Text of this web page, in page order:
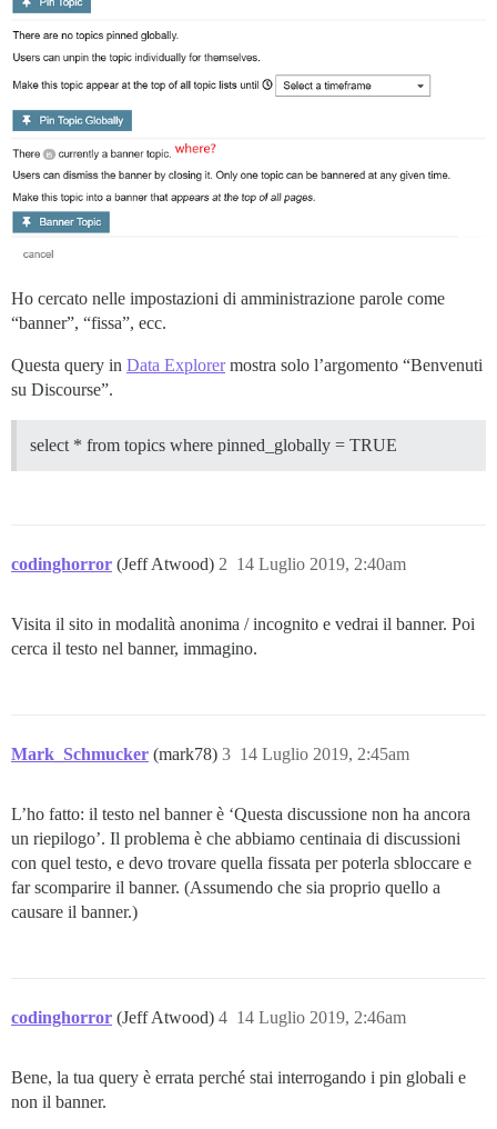
Ho cercato nelle impostazioni di amministrazione parole come
“banner”, “fissa”, ecc.
Questa query in Data Explorermostra solo l’argomento “Benvenuti
su Discourse”.
select * from topics where pinned_globally = TRUE
codinghorror (Jeff Atwood) 14 Luglio 2019, 2:40am
2
Visita il sito in modalità anonima / incognito e vedrai il banner. Poi
cerca il testo nel banner, immagino.
Mark_Schmucker (mark78) 14 Luglio 2019, 2:45am
3
L’ho fatto: il testo nel banner è ‘Questa discussione non ha ancora
un riepilogo’. Il problema è che abbiamo centinaia di discussioni
con quel testo, e devo trovare quella fissata per poterla sbloccare e
far scomparire il banner. (Assumendo che sia proprio quello a
causare il banner.)
codinghorror (Jeff Atwood) 14 Luglio 2019, 2:46am
4
Bene, la tua query è errata perché stai interrogando i pin globali e
non il banner.